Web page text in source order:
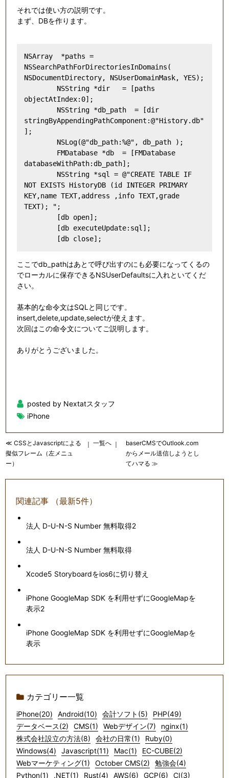
それでは使い方の説明です。
まず、DBを作ります。
NSArray  *paths =
NSSearchPathForDirectoriesInDomains(
NSDocumentDirectory, NSUserDomainMask, YES);
objectAtIndex:0];
stringByAppendingPathComponent:@"History.db"
];
databaseWithPath:db_path];
NOT EXISTS HistoryDB (id INTEGER PRIMARY
KEY,name TEXT,address ,info TEXT,grade
TEXT); ";
ここでdb_pathはあとで呼び出すのにも必要になってくるの
でローカルに保存できるNSUserDefaultsに入れといてくだ
さい。
基本的な命令文はSQLと同じです。
insert,delete,update,selectが使えます。
次回はこの命令文についてご説明します。
ありがとうございました。
posted by Nextatスタッフ
iPhone
≪ CSSとJavascriptによる
擬似フレーム（左メニュ
ー）
｜一覧へ ｜
baserCMSでOutlook.com
からメール送信しようとし
てハマる ≫
関連記事 （最新5件）
法人 D-U-N-S Number 無料取得2
法人 D-U-N-S Number 無料取得
Xcode5 Storyboardをios6に切り替え
iPhone GoogleMap SDK を利用せずにGoogleMapを
表示2
iPhone GoogleMap SDK を利用せずにGoogleMapを
表示
カテゴリー一覧
iPhone(20) Android(10) 会計ソフト(5)
PHP(49)
データベース(2)
CMS(1) Webデザイン(7)
nginx(1)
株式会社設立の方法(8)
会社の日常(1)
Ruby(0)
Windows(4)
Javascript(11) Mac(1)
EC-CUBE(2)
Webマーケティング(1)
October CMS(2)
勉強会(4)
Python(1)
.NET(1) Rust(4) AWS(6) GCP(6) CI(3)